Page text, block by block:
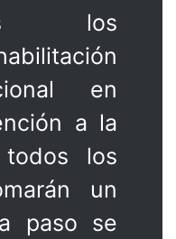
los
en
a la
los
un
paso se